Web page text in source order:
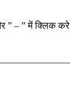
” – ” में क्लिक करे